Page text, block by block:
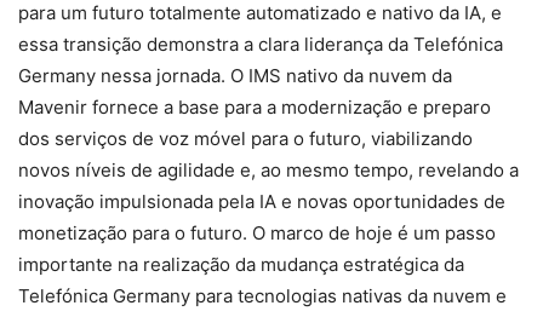
para um futuro totalmente automatizado e nativo da IA, e
essa transição demonstra a clara liderança da Telefónica
Germany nessa jornada. O IMS nativo da nuvem da
Mavenir fornece a base para a modernização e preparo
dos serviços de voz móvel para o futuro, viabilizando
novos níveis de agilidade e, ao mesmo tempo, revelando a
inovação impulsionada pela IA e novas oportunidades de
monetização para o futuro. O marco de hoje é um passo
importante na realização da mudança estratégica da
Telefónica Germany para tecnologias nativas da nuvem e